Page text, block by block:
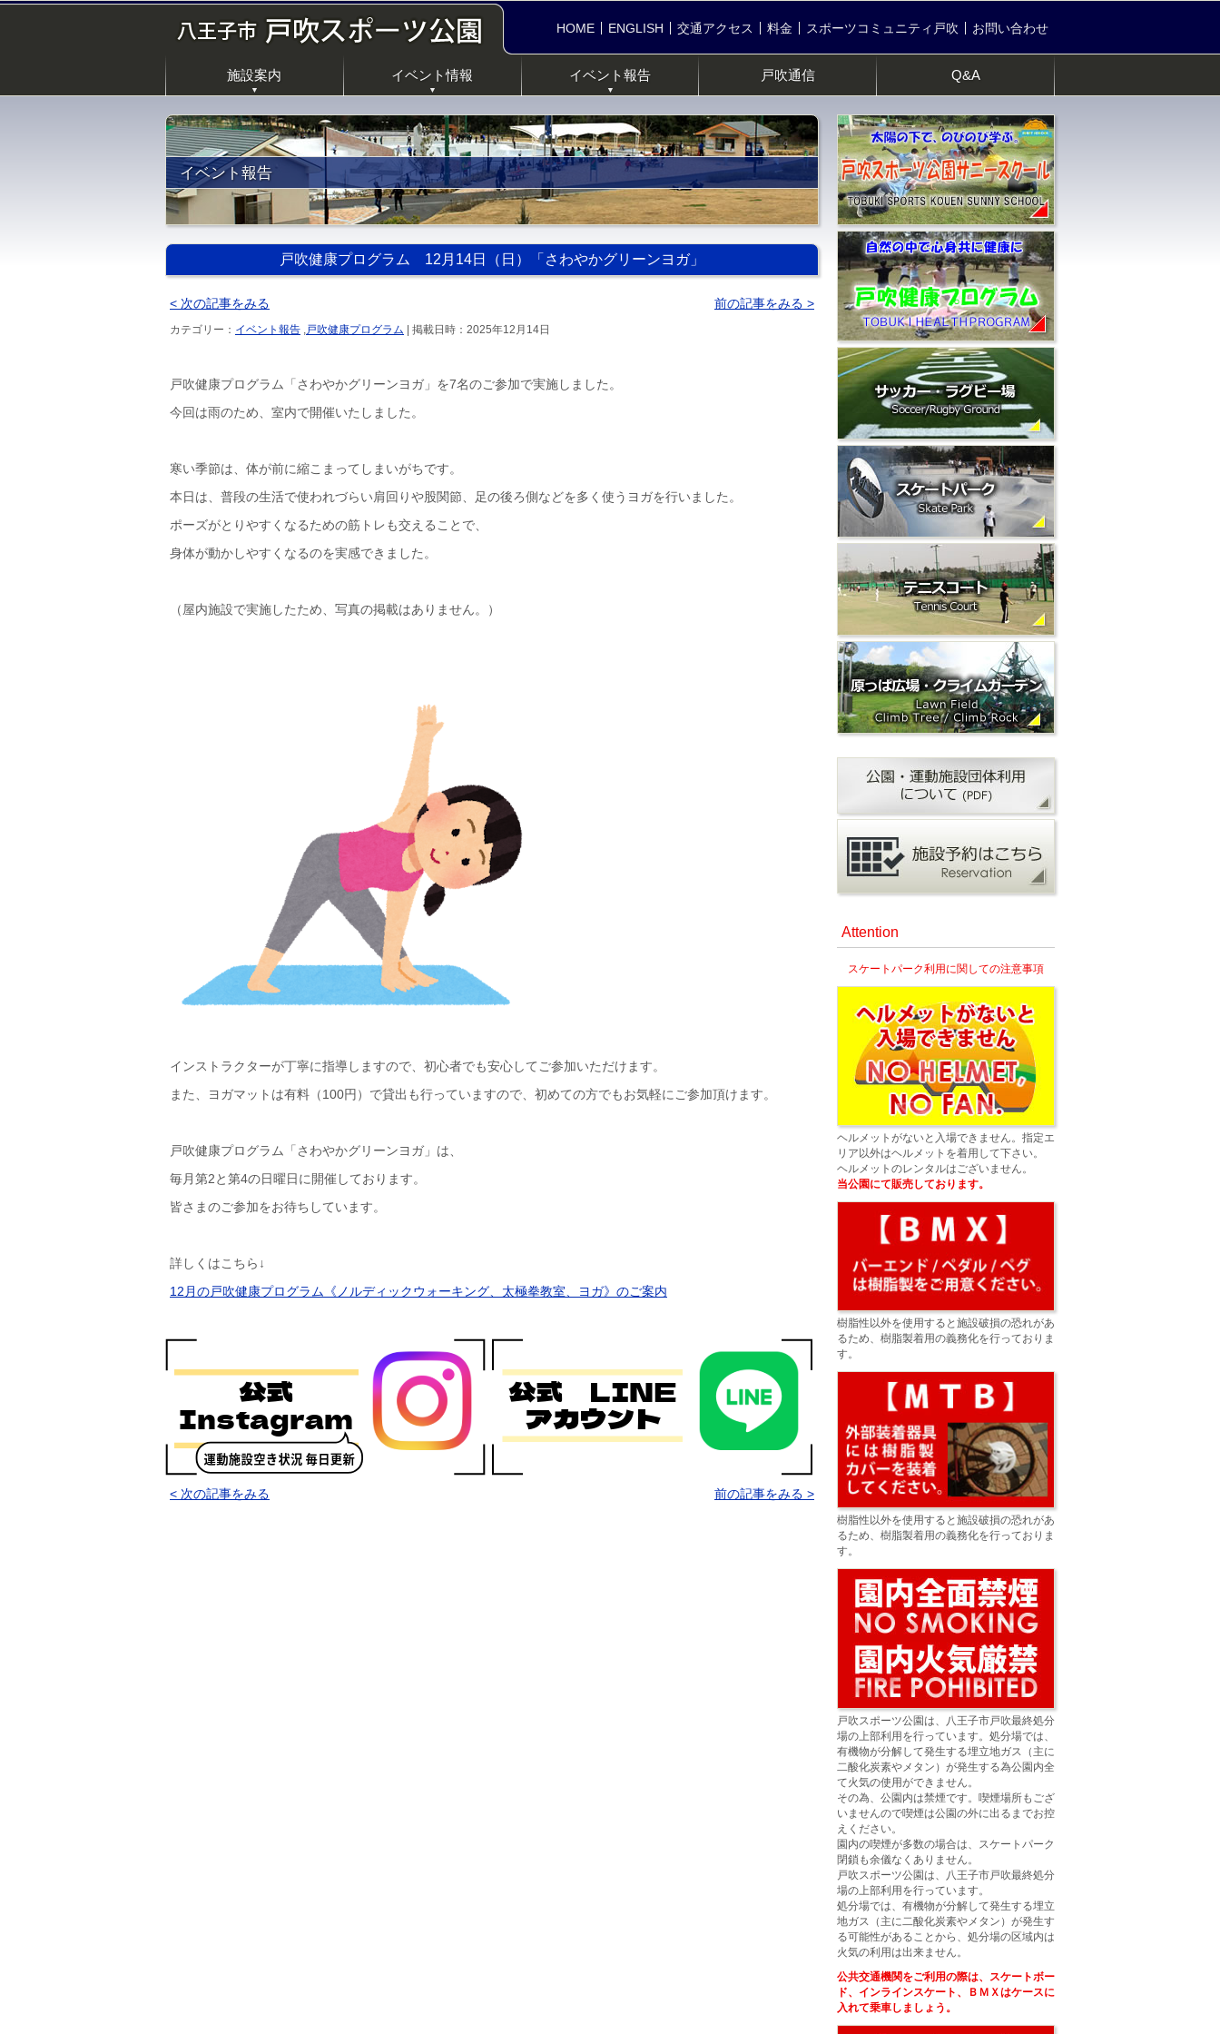
HOME ENGLISH 交通アクセス 料金 スポーツコミュニティ戸吹 お問い合わせ
▼
施設案内
▼
イベント情報
▼
イベント報告 戸吹通信 Q&A
イベント報告
戸吹健康プログラム 12月14日（日）「さわやかグリーンヨガ」
前の記事をみる >
< 次の記事をみる
カテゴリー： イベント報告 戸吹健康プログラム | 掲載日時：2025年12月14日
戸吹健康プログラム「さわやかグリーンヨガ」を7名のご参加で実施しました。
今回は雨のため、室内で開催いたしました。
寒い季節は、体が前に縮こまってしまいがちです。
本日は、普段の生活で使われづらい肩回りや股関節、足の後ろ側などを多く使うヨガを行いました。
ポーズがとりやすくなるための筋トレも交えることで、
身体が動かしやすくなるのを実感できました。
（屋内施設で実施したため、写真の掲載はありません。）
インストラクターが丁寧に指導しますので、初心者でも安心してご参加いただけます。
また、ヨガマットは有料（100円）で貸出も行っていますので、初めての方でもお気軽にご参加頂けます。
戸吹健康プログラム「さわやかグリーンヨガ」は、
毎月第2と第4の日曜日に開催しております。
皆さまのご参加をお待ちしています。
詳しくはこちら↓
12月の戸吹健康プログラム《ノルディックウォーキング、太極拳教室、ヨガ》のご案内
前の記事をみる >
< 次の記事をみる
Attention
スケートパーク利用に関しての注意事項
ヘルメットがないと入場できません。指定エ
リア以外はヘルメットを着用して下さい。
ヘルメットのレンタルはございません。
当公園にて販売しております。
樹脂性以外を使用すると施設破損の恐れがあ
るため、樹脂製着用の義務化を行っておりま
す。
樹脂性以外を使用すると施設破損の恐れがあ
るため、樹脂製着用の義務化を行っておりま
す。
戸吹スポーツ公園は、八王子市戸吹最終処分
場の上部利用を行っています。処分場では、
有機物が分解して発生する埋立地ガス（主に
二酸化炭素やメタン）が発生する為公園内全
て火気の使用ができません。
その為、公園内は禁煙です。喫煙場所もござ
いませんので喫煙は公園の外に出るまでお控
えください。
園内の喫煙が多数の場合は、スケートパーク
閉鎖も余儀なくありません。
戸吹スポーツ公園は、八王子市戸吹最終処分
場の上部利用を行っています。
処分場では、有機物が分解して発生する埋立
地ガス（主に二酸化炭素やメタン）が発生す
る可能性があることから、処分場の区域内は
火気の利用は出来ません。
公共交通機関をご利用の際は、スケートボー
ド、インラインスケート、ＢＭＸはケースに
入れて乗車しましょう。